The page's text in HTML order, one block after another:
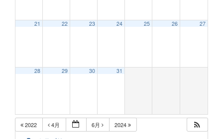
21 22 23 24 25 26 27
28 29 30 31
2022 4月 6月 2024
2:00 AM